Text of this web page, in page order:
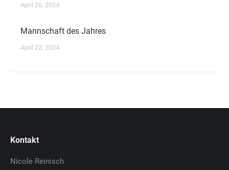
April 26, 2024
Mannschaft des Jahres
April 22, 2024
Kontakt
Nicole Reinisch